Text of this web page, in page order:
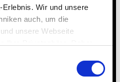
Wir und unsere
auch, um die
unsere Webseite